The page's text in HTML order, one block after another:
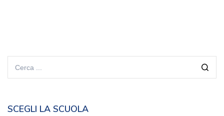
SCEGLI LA SCUOLA